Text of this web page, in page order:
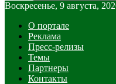
Воскресенье, 9 августа,
О портале
Реклама
Пресс-релизы
Темы
Партнеры
Контакты